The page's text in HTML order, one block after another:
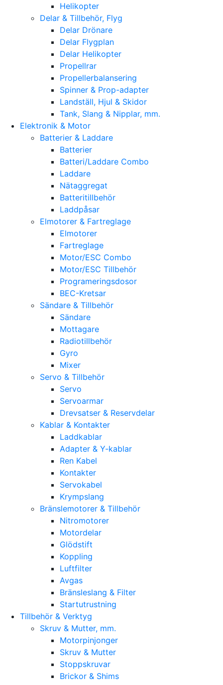
Helikopter
Delar & Tillbehör, Flyg
Delar Drönare
Delar Flygplan
Delar Helikopter
Propellrar
Propellerbalansering
Spinner & Prop-adapter
Landställ, Hjul & Skidor
Tank, Slang & Nipplar, mm.
Elektronik & Motor
Batterier & Laddare
Batterier
Batteri/Laddare Combo
Laddare
Nätaggregat
Batteritillbehör
Laddpåsar
Elmotorer & Fartreglage
Elmotorer
Fartreglage
Motor/ESC Combo
Motor/ESC Tillbehör
Programeringsdosor
BEC-Kretsar
Sändare & Tillbehör
Sändare
Mottagare
Radiotillbehör
Gyro
Mixer
Servo & Tillbehör
Servo
Servoarmar
Drevsatser & Reservdelar
Kablar & Kontakter
Laddkablar
Adapter & Y-kablar
Ren Kabel
Kontakter
Servokabel
Krympslang
Bränslemotorer & Tillbehör
Nitromotorer
Motordelar
Glödstift
Koppling
Luftfilter
Avgas
Bränsleslang & Filter
Startutrustning
Tillbehör & Verktyg
Skruv & Mutter, mm.
Motorpinjonger
Skruv & Mutter
Stoppskruvar
Brickor & Shims